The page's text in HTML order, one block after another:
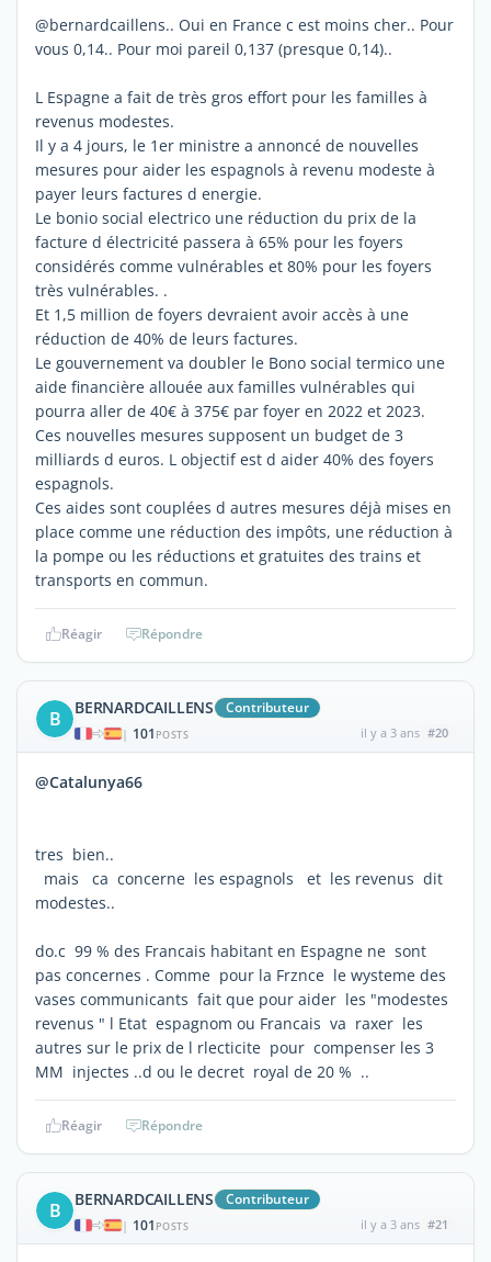
@bernardcaillens.. Oui en France c est moins cher.. Pour
vous 0,14.. Pour moi pareil 0,137 (presque 0,14)..
L Espagne a fait de très gros effort pour les familles à
revenus modestes.
Il y a 4 jours, le 1er ministre a annoncé de nouvelles
mesures pour aider les espagnols à revenu modeste à
payer leurs factures d energie.
Le bonio social electrico une réduction du prix de la
facture d électricité passera à 65% pour les foyers
considérés comme vulnérables et 80% pour les foyers
très vulnérables. .
Et 1,5 million de foyers devraient avoir accès à une
réduction de 40% de leurs factures.
Le gouvernement va doubler le Bono social termico une
aide financière allouée aux familles vulnérables qui
pourra aller de 40€ à 375€ par foyer en 2022 et 2023.
Ces nouvelles mesures supposent un budget de 3
milliards d euros. L objectif est d aider 40% des foyers
espagnols.
Ces aides sont couplées d autres mesures déjà mises en
place comme une réduction des impôts, une réduction à
la pompe ou les réductions et gratuites des trains et
transports en commun.
Réagir Répondre
B BERNARDCAILLENS Contributeur
| 101 POSTS il y a 3 ans #20
@Catalunya66
tres bien..
mais ca concerne les espagnols et les revenus dit
modestes..
do.c 99 % des Francais habitant en Espagne ne sont
pas concernes . Comme pour la Frznce le wysteme des
vases communicants fait que pour aider les "modestes
revenus " l Etat espagnom ou Francais va raxer les
autres sur le prix de l rlecticite pour compenser les 3
MM injectes ..d ou le decret royal de 20 % ..
Réagir Répondre
B BERNARDCAILLENS Contributeur
| 101 POSTS il y a 3 ans #21